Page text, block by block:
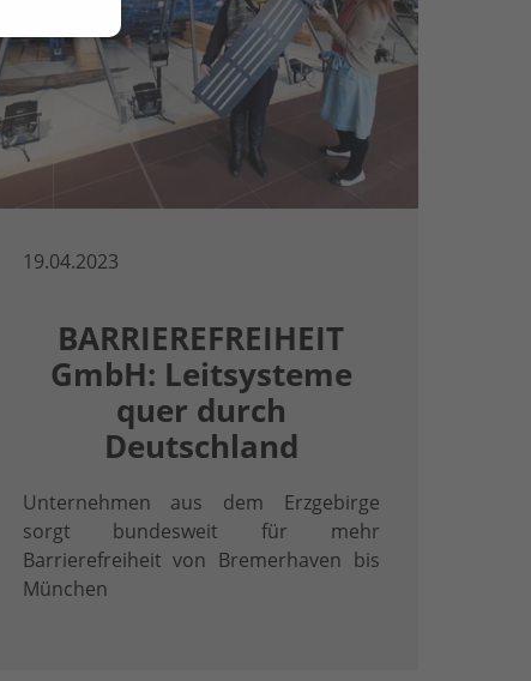
19.04.2023
BARRIEREFREIHEIT
GmbH: Leitsysteme
quer durch
Deutschland
Unternehmen aus dem Erzgebirge
sorgt bundesweit für mehr
Barrierefreiheit von Bremerhaven bis
München